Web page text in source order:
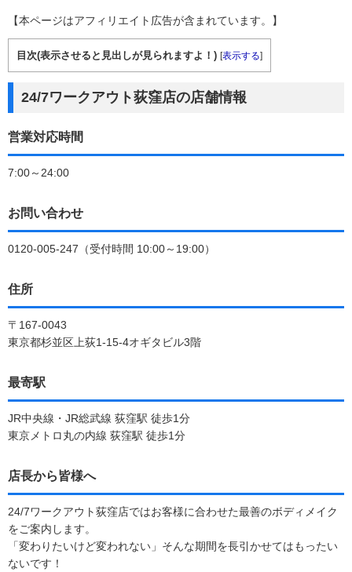
【本ページはアフィリエイト広告が含まれています。】
目次(表示させると見出しが見られますよ！) [表示する]
24/7ワークアウト荻窪店の店舗情報
営業対応時間
7:00～24:00
お問い合わせ
0120-005-247（受付時間 10:00～19:00）
住所
〒167-0043
東京都杉並区上荻1-15-4オギタビル3階
最寄駅
JR中央線・JR総武線 荻窪駅 徒歩1分
東京メトロ丸の内線 荻窪駅 徒歩1分
店長から皆様へ
24/7ワークアウト荻窪店ではお客様に合わせた最善のボディメイク
をご案内します。
「変わりたいけど変われない」そんな期間を長引かせてはもったい
ないです！